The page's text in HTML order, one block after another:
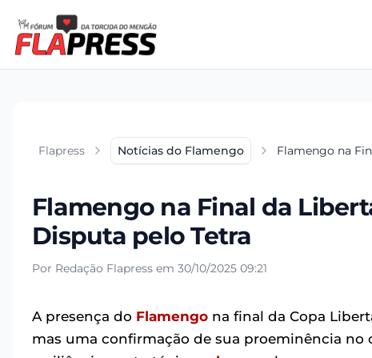
Flapress Notícias do Flamengo Flamengo na
Flamengo na Final da
Disputa pelo Tetra
Por Redação Flapress em 30/10/2025 09:21
A presença do Flamengo na final da Copa
mas uma confirmação de sua proeminência